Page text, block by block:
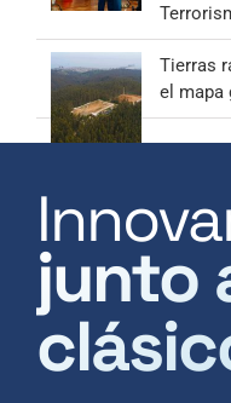
Tierras
el mapa
junto